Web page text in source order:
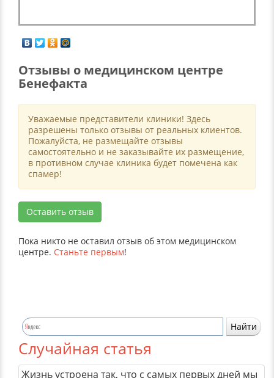
Отзывы о медицинском центре
Бенефакта
Уважаемые представители клиники! Здесь
разрешены только отзывы от реальных клиентов.
Пожалуйста, не размещайте отзывы
самостоятельно и не заказывайте их размещение,
в противном случае клиника будет помечена как
спамер!
Оставить отзыв
Пока никто не оставил отзыв об этом медицинском
центре. Станьте первым!
Случайная статья
Жизнь устроена так, что с самых первых дней мы